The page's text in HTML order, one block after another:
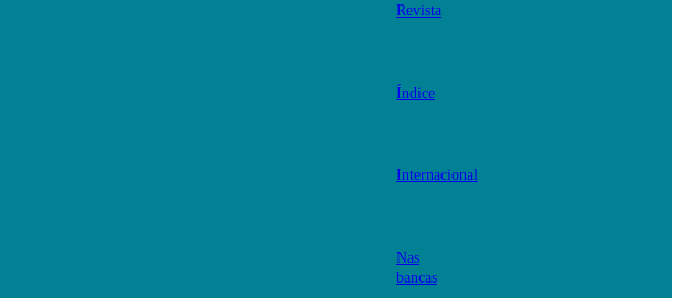
Revista
Índice
Internacional
Nas
bancas